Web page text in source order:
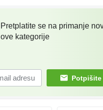
Pretplatite se na primanje
ove kategorije
Potpišite